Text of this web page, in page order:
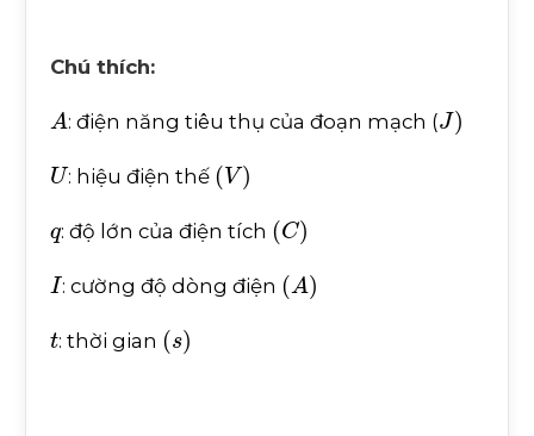
Chú thích:
A : điện năng tiêu thụ của đoạn mạch ( J)
U: hiệu điện thế (V)
: độ lớn của điện tích (C)
I : cường độ dòng điện (A)
t: thời gian (s )